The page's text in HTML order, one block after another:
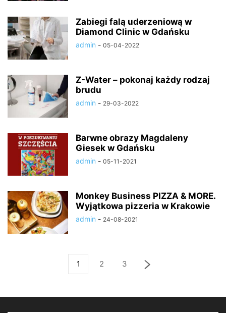
Zabiegi falą uderzeniową w
Diamond Clinic w Gdańsku
admin - 05-04-2022
Z-Water – pokonaj każdy rodzaj
brudu
admin - 29-03-2022
Barwne obrazy Magdaleny
Giesek w Gdańsku
admin - 05-11-2021
Monkey Business PIZZA & MORE.
Wyjątkowa pizzeria w Krakowie
admin - 24-08-2021
1 2 3